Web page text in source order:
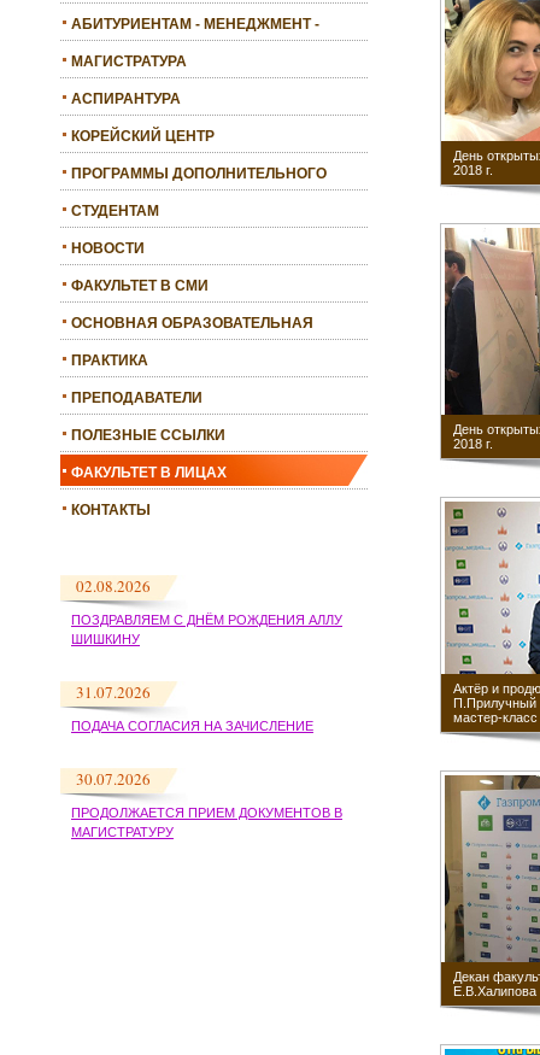
АБИТУРИЕНТАМ - МЕНЕДЖМЕНТ -
МАГИСТРАТУРА
АСПИРАНТУРА
КОРЕЙСКИЙ ЦЕНТР
ПРОГРАММЫ ДОПОЛНИТЕЛЬНОГО
СТУДЕНТАМ
НОВОСТИ
ФАКУЛЬТЕТ В СМИ
ОСНОВНАЯ ОБРАЗОВАТЕЛЬНАЯ
ПРАКТИКА
ПРЕПОДАВАТЕЛИ
ПОЛЕЗНЫЕ ССЫЛКИ
ФАКУЛЬТЕТ В ЛИЦАХ
КОНТАКТЫ
02.08.2026
ПОЗДРАВЛЯЕМ С ДНЁМ РОЖДЕНИЯ АЛЛУ
ШИШКИНУ
31.07.2026
ПОДАЧА СОГЛАСИЯ НА ЗАЧИСЛЕНИЕ
30.07.2026
ПРОДОЛЖАЕТСЯ ПРИЕМ ДОКУМЕНТОВ В
МАГИСТРАТУРУ
День
2018 г.
День
2018 г.
Актёр и
П.Прилучный
мастер-
Декан
Е.В.Халипова